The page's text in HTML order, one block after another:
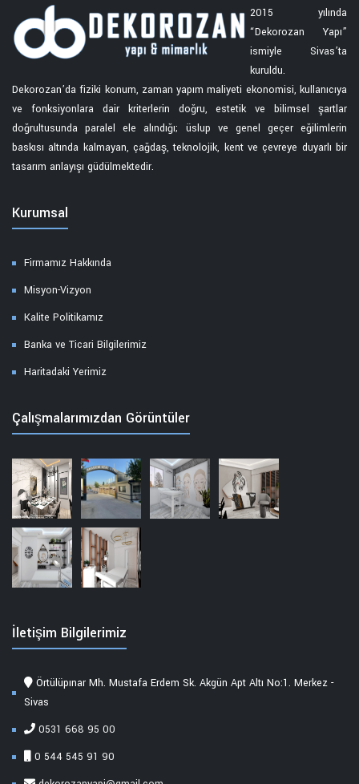
2015 yılında
“Dekorozan Yapı”
ismiyle Sivas’ta
kuruldu.
Dekorozan’da fiziki konum, zaman yapım maliyeti ekonomisi, kullanıcıya
ve fonksiyonlara dair kriterlerin doğru, estetik ve bilimsel şartlar
doğrultusunda paralel ele alındığı; üslup ve genel geçer eğilimlerin
baskısı altında kalmayan, çağdaş, teknolojik, kent ve çevreye duyarlı bir
tasarım anlayışı güdülmektedir.
Kurumsal
Firmamız Hakkında
Misyon-Vizyon
Kalite Politikamız
Banka ve Ticari Bilgilerimiz
Haritadaki Yerimiz
Çalışmalarımızdan Görüntüler
İletişim Bilgilerimiz
Örtülüpınar Mh. Mustafa Erdem Sk. Akgün Apt Altı No:1. Merkez -
Sivas
0531 668 95 00
0 544 545 91 90